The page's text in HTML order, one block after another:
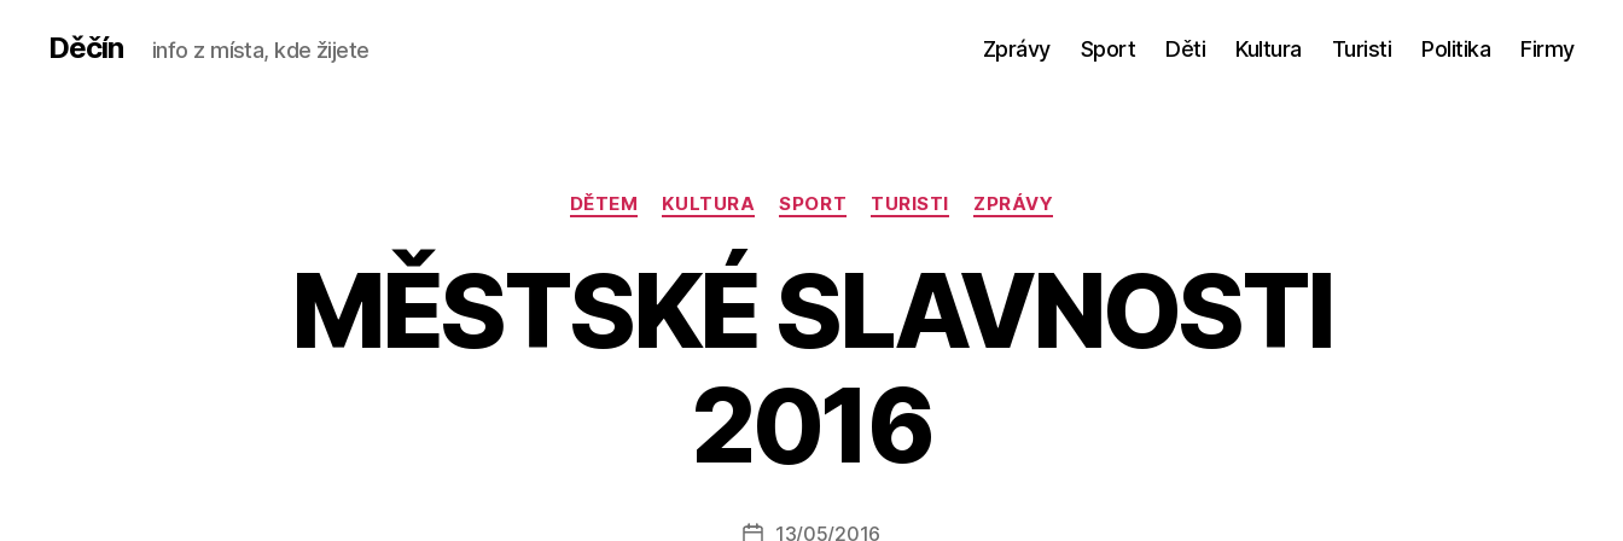
Děčín info z místa, kde žijete Zprávy Sport Děti Kultura Turisti Politika Firmy
Rubriky
DĚTEM KULTURA SPORT TURISTI ZPRÁVY
MĚSTSKÉ SLAVNOSTI
2016
Autor
u
a
Datum
13/05/2016